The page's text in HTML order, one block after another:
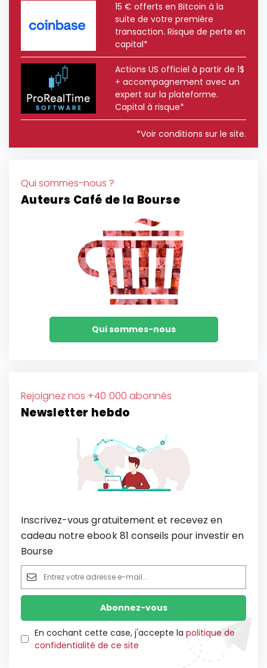
15 € offerts en Bitcoin à la
suite de votre première
transaction. Risque de perte en
capital*
Actions US officiel à partir de 1$
+ accompagnement avec un
expert sur la plateforme.
Capital à risque*
*Voir conditions sur le site.
Qui sommes-nous ?
Auteurs Café de la Bourse
Qui sommes-nous
Rejoignez nos +40 000 abonnés
Newsletter hebdo
Inscrivez-vous gratuitement et recevez en
cadeau notre ebook 81 conseils pour investir en
Bourse
En cochant cette case, j'accepte la politique de
confidentialité de ce site